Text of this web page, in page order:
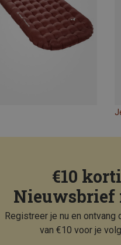
€10
Nieuwsbrief
Registreer je nu en
van €10 voor je